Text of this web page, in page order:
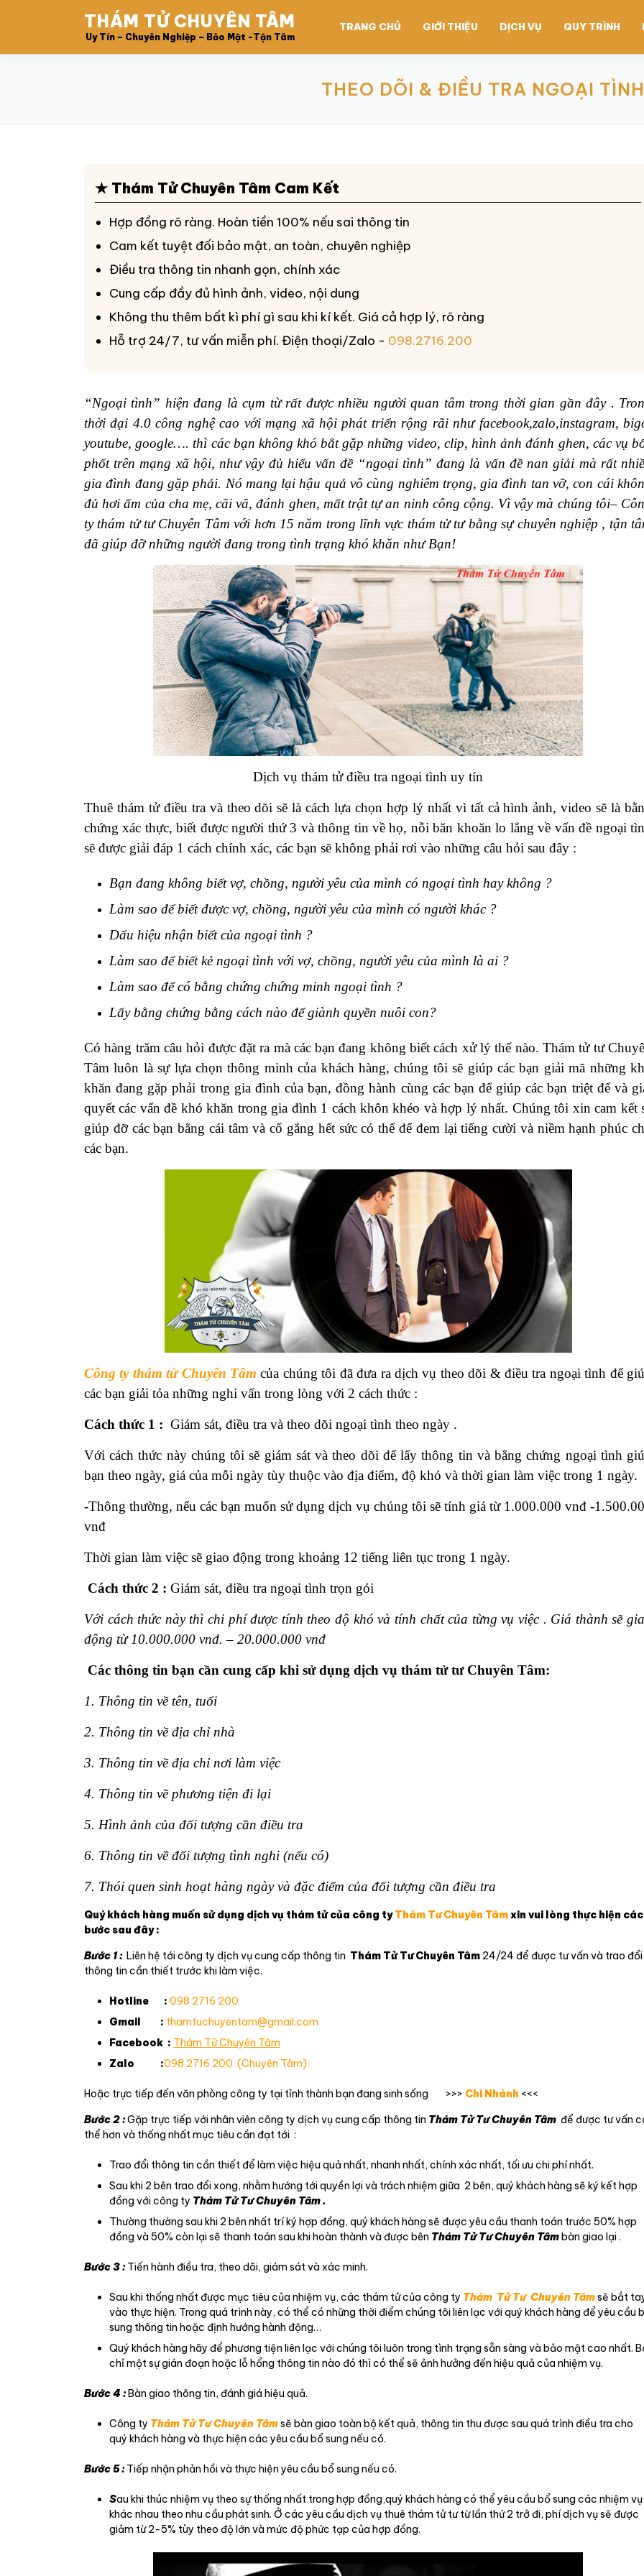
THÁM TỬ CHUYÊN TÂM
Uy Tín – Chuyên Nghiệp – Bảo Mật -Tận Tâm
TRANG CHỦ GIỚI THIỆU DỊCH VỤ QUY TRÌNH
THEO DÕI & ĐIỀU TRA NGOẠI TÌNH
★ Thám Tử Chuyên Tâm Cam Kết
Hợp đồng rõ ràng. Hoàn tiền 100% nếu sai thông tin
Cam kết tuyệt đối bảo mật, an toàn, chuyên nghiệp
Điều tra thông tin nhanh gọn, chính xác
Cung cấp đầy đủ hình ảnh, video, nội dung
Không thu thêm bất kì phí gì sau khi kí kết. Giá cả hợp lý, rõ ràng
Hỗ trợ 24/7, tư vấn miễn phí. Điện thoại/Zalo - 098.2716.200
“Ngoại tình” hiện đang là cụm từ rất được nhiều người quan tâm trong thời gian gần đây .
thời đại 4.0 công nghệ cao với mạng xã hội phát triển rộng rãi như facebook,zalo,instagram,
youtube, google…. thì các bạn không khó bắt gặp những video, clip, hình ảnh đánh ghen, các vụ
phốt trên mạng xã hội, như vậy đủ hiểu vấn đề “ngoại tình” đang là vấn đề nan giải mà rất
gia đình đang gặp phải. Nó mang lại hậu quả vô cùng nghiêm trọng, gia đình tan vỡ, con cái
đủ hơi ấm của cha mẹ, cãi vã, đánh ghen, mất trật tự an ninh công cộng. Vì vậy mà chúng tôi–
ty thám tử tư Chuyên Tâm với hơn 15 năm trong lĩnh vực thám tử tư bằng sự chuyên nghiệp , tận
đã giúp đỡ những người đang trong tình trạng khó khăn như Bạn!
Dịch vụ thám tử điều tra ngoại tình uy tín
Thuê thám tử điều tra và theo dõi sẽ là cách lựa chọn hợp lý nhất vì tất cả hình ảnh, video sẽ là
chứng xác thực, biết được người thứ 3 và thông tin về họ, nỗi băn khoăn lo lắng về vấn đề ngoại
sẽ được giải đáp 1 cách chính xác, các bạn sẽ không phải rơi vào những câu hỏi sau đây :
Bạn đang không biết vợ, chồng, người yêu của mình có ngoại tình hay không ?
Làm sao để biết được vợ, chồng, người yêu của mình có người khác ?
Dấu hiệu nhận biết của ngoại tình ?
Làm sao để biết kẻ ngoại tình với vợ, chồng, người yêu của mình là ai ?
Làm sao để có bằng chứng chứng minh ngoại tình ?
Lấy bằng chứng bằng cách nào để giành quyền nuôi con?
Có hàng trăm câu hỏi được đặt ra mà các bạn đang không biết cách xử lý thế nào. Thám tử tư
Tâm luôn là sự lựa chọn thông minh của khách hàng, chúng tôi sẽ giúp các bạn giải mã những
khăn đang gặp phải trong gia đình của bạn, đồng hành cùng các bạn để giúp các bạn triệt để và
quyết các vấn đề khó khăn trong gia đình 1 cách khôn khéo và hợp lý nhất. Chúng tôi xin cam kết
giúp đỡ các bạn bằng cái tâm và cố gắng hết sức có thể để đem lại tiếng cười và niềm hạnh phúc
các bạn.
Công ty thám tử Chuyên Tâm của chúng tôi đã đưa ra dịch vụ theo dõi & điều tra ngoại tình để
các bạn giải tỏa những nghi vấn trong lòng với 2 cách thức :
Cách thức 1 : Giám sát, điều tra và theo dõi ngoại tình theo ngày .
Với cách thức này chúng tôi sẽ giám sát và theo dõi để lấy thông tin và bằng chứng ngoại tình
bạn theo ngày, giá của mỗi ngày tùy thuộc vào địa điểm, độ khó và thời gian làm việc trong 1 ngày.
-Thông thường, nếu các bạn muốn sử dụng dịch vụ chúng tôi sẽ tính giá từ 1.000.000 vnđ -
vnđ
Thời gian làm việc sẽ giao động trong khoảng 12 tiếng liên tục trong 1 ngày.
Cách thức 2 : Giám sát, điều tra ngoại tình trọn gói
Với cách thức này thì chi phí được tính theo độ khó và tính chất của từng vụ việc . Giá thành sẽ
động từ 10.000.000 vnđ. – 20.000.000 vnđ
Các thông tin bạn cần cung cấp khi sử dụng dịch vụ thám tử tư Chuyên Tâm:
1. Thông tin về tên, tuổi
2. Thông tin về địa chỉ nhà
3. Thông tin về địa chỉ nơi làm việc
4. Thông tin về phương tiện đi lại
5. Hình ảnh của đối tượng cần điều tra
6. Thông tin về đối tượng tình nghi (nếu có)
7. Thói quen sinh hoạt hàng ngày và đặc điểm của đối tượng cần điều tra
Quý khách hàng muốn sử dụng dịch vụ thám tửcủa công tyThám Tư Chuyên Tâmxin vui lòng thực hiện các
bước sau đây :
Bước 1 : Liên hệ tới công ty dịch vụ cung cấp thông tin Thám Tử Tư Chuyên Tâm 24/24 để được tư vấn và trao đổi
thông tin cần thiết trước khi làm việc.
Hotline : 098 2716 200
Gmail : thamtuchuyentam@gmail.com
Facebook : Thám Tử Chuyên Tâm
Zalo :098 2716 200 (Chuyên Tâm)
Hoặc trực tiếp đến văn phòng công ty tại tỉnh thành bạn đang sinh sống >>> Chi Nhánh <<<
Bước 2 :Gặp trực tiếp với nhân viên công ty dịch vụ cung cấp thông tin Thám Tử Tư Chuyên Tâm để được tư vấn
thể hơn và thống nhất mục tiêu cần đạt tới :
Trao đổi thông tin cần thiết để làm việc hiệu quả nhất, nhanh nhất, chính xác nhất, tối ưu chi phí nhất.
Sau khi 2 bên trao đổi xong, nhằm hướng tới quyền lợi và trách nhiệm giữa 2 bên, quý khách hàng sẽ ký kết hợp
đồng với công ty Thám Tử Tư Chuyên Tâm .
Thường thường sau khi 2 bên nhất trí ký hợp đồng, quý khách hàng sẽ được yêu cầu thanh toán trước 50% hợp
đồng và 50% còn lại sẽ thanh toán sau khi hoàn thành và được bên Thám Tử Tư Chuyên Tâmbàn giao lại .
Bước 3 :Tiến hành điều tra, theo dõi, giám sát và xác minh.
Sau khi thống nhất được mục tiêu của nhiệm vụ, các thám tử của công ty Thám Tử Tư Chuyên Tâmsẽ bắt
vào thực hiện. Trong quá trình này, có thể có những thời điểm chúng tôi liên lạc với quý khách hàng để yêu cầu
sung thông tin hoặc định hướng hành động…
Quý khách hàng hãy để phương tiện liên lạc với chúng tôi luôn trong tình trạng sẵn sàng và bảo mật cao nhất.
chỉ một sự gián đoạn hoặc lỗ hổng thông tin nào đó thì có thể sẽ ảnh hưởng đến hiệu quả của nhiệm vụ.
Bước 4 :Bàn giao thông tin, đánh giá hiệu quả.
Công ty Thám Tử Tư Chuyên Tâmsẽ bàn giao toàn bộ kết quả, thông tin thu được sau quá trình điều tra cho
quý khách hàng và thực hiện các yêu cầu bổ sung nếu có.
Bước 5 :Tiếp nhận phản hồi và thực hiện yêu cầu bổ sung nếu có.
Sau khi thúc nhiệm vụ theo sự thống nhất trong hợp đồng,quý khách hàng có thể yêu cầu bổ sung các nhiệm vụ
khác nhau theo nhu cầu phát sinh. Ở các yêu cầu dịch vụ thuê thám tử tư từ lần thứ 2 trở đi, phí dịch vụ sẽ được
giảm từ 2-5% tùy theo độ lớn và mức độ phức tạp của hợp đồng.